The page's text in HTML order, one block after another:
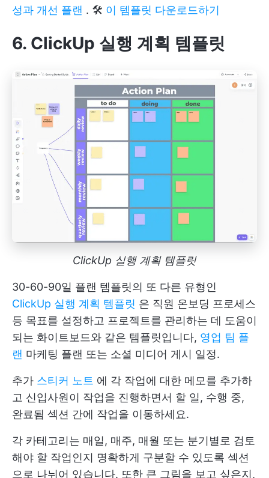
성과 개선 플랜 . 🛠️ 이 템플릿 다운로드하기
6. ClickUp 실행 계획 템플릿
ClickUp 실행 계획 템플릿
30-60-90일 플랜 템플릿의 또 다른 유형인
ClickUp 실행 계획 템플릿 은 직원 온보딩 프로세스
등 목표를 설정하고 프로젝트를 관리하는 데 도움이
되는 화이트보드와 같은 템플릿입니다, 영업 팀 플
랜 마케팅 플랜 또는 소셜 미디어 게시 일정.
추가 스티커 노트 에 각 작업에 대한 메모를 추가하
고 신입사원이 작업을 진행하면서 할 일, 수행 중,
완료됨 섹션 간에 작업을 이동하세요.
각 카테고리는 매일, 매주, 매월 또는 분기별로 검토
해야 할 작업인지 명확하게 구분할 수 있도록 섹션
으로 나뉘어 있습니다. 또한 큰 그림을 보고 싶은지,